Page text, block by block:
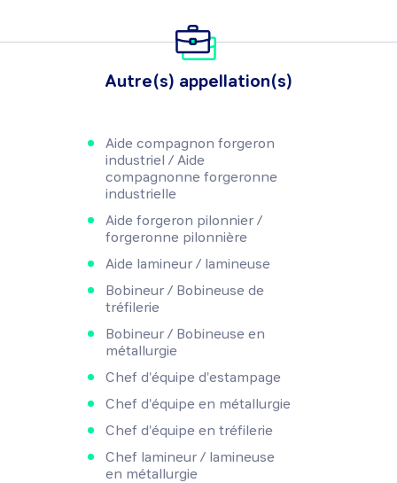
Autre(s) appellation(s)
Aide compagnon forgeron
industriel / Aide
compagnonne forgeronne
industrielle
Aide forgeron pilonnier /
forgeronne pilonnière
Aide lamineur / lamineuse
Bobineur / Bobineuse de
tréfilerie
Bobineur / Bobineuse en
métallurgie
Chef d'équipe d'estampage
Chef d'équipe en métallurgie
Chef d'équipe en tréfilerie
Chef lamineur / lamineuse
en métallurgie